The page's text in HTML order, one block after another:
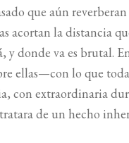
que aún
acortan la distancia
donde va es brutal.
ellas—con lo que
con extraordinaria
de un hecho